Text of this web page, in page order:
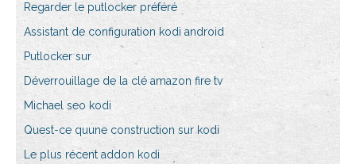
Regarder le putlocker préféré
Assistant de configuration kodi android
Putlocker sur
Déverrouillage de la clé amazon fire tv
Michael seo kodi
Quest-ce quune construction sur kodi
Le plus récent addon kodi